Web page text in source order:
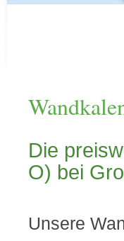
Die
O) bei
Unsere